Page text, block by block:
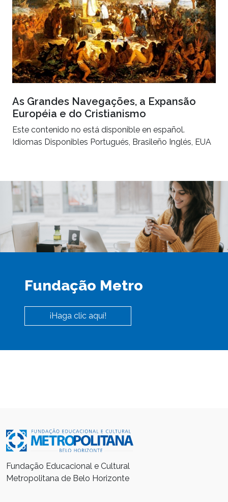
As Grandes Navegações, a Expansão
Européia e do Cristianismo
Este contenido no está disponible en español.
Idiomas Disponibles Portugués, Brasileño Inglés, EUA
Fundação Metro
¡Haga clic aquí!
Fundação Educacional e Cultural
Metropolitana de Belo Horizonte